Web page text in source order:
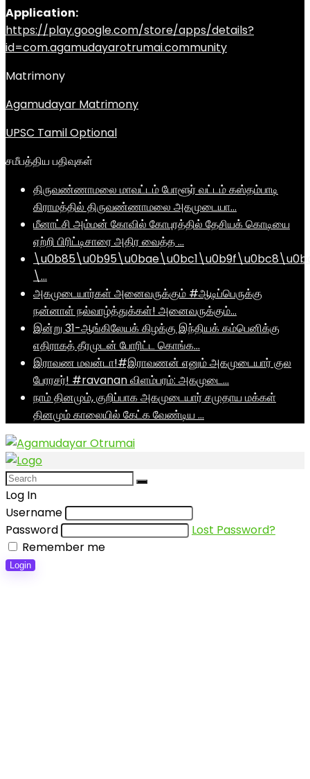
Application:
https://play.google.com/store/apps/details?
id=com.agamudayarotrumai.community
Matrimony
Agamudayar Matrimony
UPSC Tamil Optional
சமீபத்திய பதிவுகள்
திருவண்ணாமலை மாவட்டம் போளூர் வட்டம் கஸ்தம்பாடி
கிராமத்தில் திருவண்ணாமலை அகமுடையா…
மீனாட்சி அம்மன் கோவில் கோபுரத்தில் தேசியக் கொடியை
ஏற்றி பிரிட்டிசாரை அதிர வைத்த …
\…
அகமுடையார்கள் அனைவருக்கும் #ஆடிப்பெருக்கு
நன்னாள் நல்வாழ்த்துக்கள்! அனைவருக்கும்…
இன்று 31-ஆங்கிலேயக் கிழக்கு இந்தியக் கம்பெனிக்கு
எதிராகத் தீரமுடன் போரிட்ட கொங்க…
இராவண மவன்டா!#இராவணன் எனும் அகமுடையார் குல
பேரரசர்! #ravanan விளம்பரம்: அகமுடை…
நாம் தினமும், குறிப்பாக அகமுடையார் சமுதாய மக்கள்
தினமும் காலையில் கேட்க வேண்டிய …
Log In
Username
Password
Lost Password?
Remember me
Login